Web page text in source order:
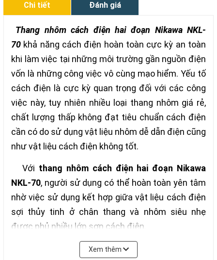
Chi tiết Đánh giá
Thang nhôm cách điện hai đoạn Nikawa NKL-
70 khả năng cách điện hoàn toàn cực kỳ an toàn
khi làm việc tại những môi trường gần nguồn điện
vốn là những công việc vô cùng mạo hiểm. Yếu tố
cách điện là cực kỳ quan trọng đối với các công
việc này, tuy nhiên nhiều loại thang nhôm giá rẻ,
chất lượng thấp không đạt tiêu chuẩn cách điện
cần có do sử dụng vật liệu nhôm dễ dẫn điện cũng
như vật liệu cách điện không tốt.
Với thang nhôm cách điện hai đoạn Nikawa
NKL-70, người sử dụng có thể hoàn toàn yên tâm
nhờ việc sử dụng kết hợp giữa vật liệu cách điện
sợi thủy tinh ở chân thang và nhôm siêu nhẹ
được phủ nhiều lớp sơn cách điện.
Vì vậy, thang Nikawa sử dụng trong công nghiệp
Xem thêm